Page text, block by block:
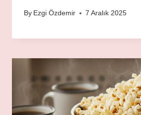
By Ezgi Özdemir 7 Aralık 2025